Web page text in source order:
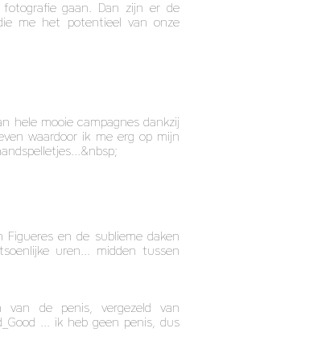
gaan. Dan zijn er de
me het potentieel van onze
hele mooie campagnes dankzij
waardoor ik me erg op mijn
en de sublieme daken
uren... midden tussen
van de penis, vergezeld van
... ik heb geen penis, dus